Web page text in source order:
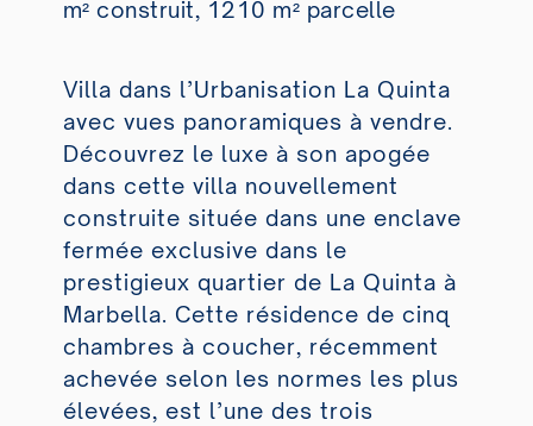
m² construit, 1210 m² parcelle
Villa dans l’Urbanisation La Quinta
avec vues panoramiques à vendre.
Découvrez le luxe à son apogée
dans cette villa nouvellement
construite située dans une enclave
fermée exclusive dans le
prestigieux quartier de La Quinta à
Marbella. Cette résidence de cinq
chambres à coucher, récemment
achevée selon les normes les plus
élevées, est l’une des trois